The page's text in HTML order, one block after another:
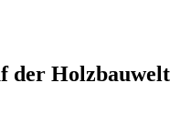
der Holzbauwelt